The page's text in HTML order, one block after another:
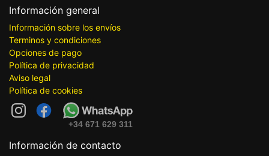
Información general
Información sobre los envíos
Terminos y condiciones
Opciones de pago
Política de privacidad
Aviso legal
Política de cookies
+34 671 629 311
Información de contacto